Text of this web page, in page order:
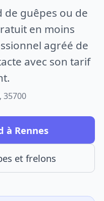
de guêpes ou de
en moins
agréé de
avec son tarif
35700
à Rennes
et frelons